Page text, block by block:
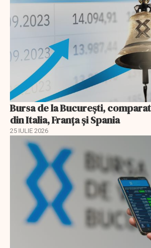
Bursa de la București,
din Italia, Franța și Spania
25 IULIE 2026